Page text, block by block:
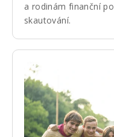
a rodinám finanční
skautování.